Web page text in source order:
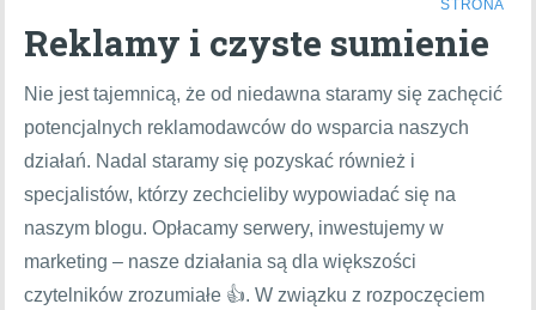
STRONA
Reklamy i czyste sumienie
Nie jest tajemnicą, że od niedawna staramy się zachęcić
potencjalnych reklamodawców do wsparcia naszych
działań. Nadal staramy się pozyskać również i
specjalistów, którzy zechcieliby wypowiadać się na
naszym blogu. Opłacamy serwery, inwestujemy w
marketing – nasze działania są dla większości
czytelników zrozumiałe 👍. W związku z rozpoczęciem